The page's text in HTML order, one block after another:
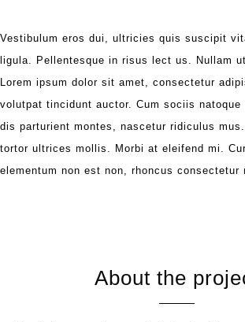
Vestibulum eros dui, ultricies quis suscipit
ligula. Pellentesque in risus lect us. Nullam
Lorem ipsum dolor sit amet, consectetur
volutpat tincidunt auctor. Cum sociis natoque
dis parturient montes, nascetur ridiculus
tortor ultrices mollis. Morbi at eleifend mi.
elementum non est non, rhoncus consectetur
About the